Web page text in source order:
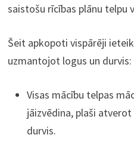
saistošu rīcības plānu telpu
Šeit apkopoti vispārēji
uzmantojot logus un durvis:
Visas mācību telpas
jāizvēdina, plaši
durvis.